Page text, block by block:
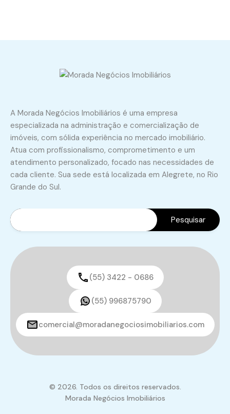
A Morada Negócios Imobiliários é uma empresa
especializada na administração e comercialização de
imóveis, com sólida experiência no mercado imobiliário.
Atua com profissionalismo, comprometimento e um
atendimento personalizado, focado nas necessidades de
cada cliente. Sua sede está localizada em Alegrete, no Rio
Grande do Sul.
(55) 3422 - 0686
(55) 996875790
comercial@moradanegociosimobiliarios.com
© 2026. Todos os direitos reservados.
Morada Negócios Imobiliários